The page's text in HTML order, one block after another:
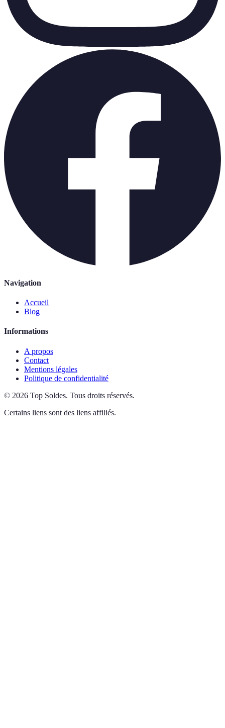
Navigation
Accueil
Blog
Informations
A propos
Contact
Mentions légales
Politique de confidentialité
© 2026 Top Soldes. Tous droits réservés.
Certains liens sont des liens affiliés.